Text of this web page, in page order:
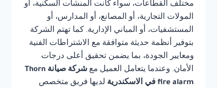
مختلف القطاعات، سواء كانت المنشآت السكنية، أو
المولات التجارية، أو المصانع، أو المدارس، أو
المستشفيات، أو المباني الإدارية. كما تهتم الشركة
بتوفير أنظمة حديثة متوافقة مع الاشتراطات الفنية
ومعايير الجودة، بما يضمن تحقيق أعلى درجات
الأمان. وعندما يتعامل العميل مع
شركة صيانة Thorn
fire alarm في الاسكندرية
لديها فريق متخصص